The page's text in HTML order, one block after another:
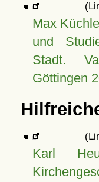
Max
und
Stadt.
Göttingen
Karl